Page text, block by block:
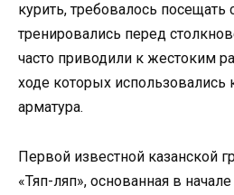
курить, требовалось посещать
тренировались перед
часто приводили к жестоким
ходе которых использовались
арматура.
Первой известной казанской
«Тяп-ляп», основанная в